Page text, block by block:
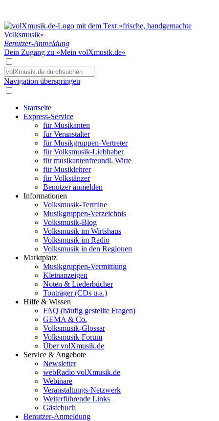
Benutzer-Anmeldung
Dein Zugang zu »Mein volXmusik.de«
Navigation überspringen
Startseite
Express-Service
für Musikanten
für Veranstalter
für Musikgruppen-Vertreter
für Volksmusik-Liebhaber
für musikantenfreundl. Wirte
für Musiklehrer
für Volkstänzer
Benutzer anmelden
Informationen
Volksmusik-Termine
Musikgruppen-Verzeichnis
Volksmusik-Blog
Volksmusik im Wirtshaus
Volksmusik im Radio
Volksmusik in den Regionen
Marktplatz
Musikgruppen-Vermittlung
Kleinanzeigen
Noten & Liederbücher
Tonträger (CDs u.a.)
Hilfe & Wissen
FAQ (häufig gestellte Fragen)
GEMA & Co.
Volksmusik-Glossar
Volksmusik-Forum
Über volXmusik.de
Service & Angebote
Newsletter
webRadio volXmusik.de
Webinare
Veranstaltungs-Netzwerk
Weiterführende Links
Gästebuch
Benutzer-Anmeldung